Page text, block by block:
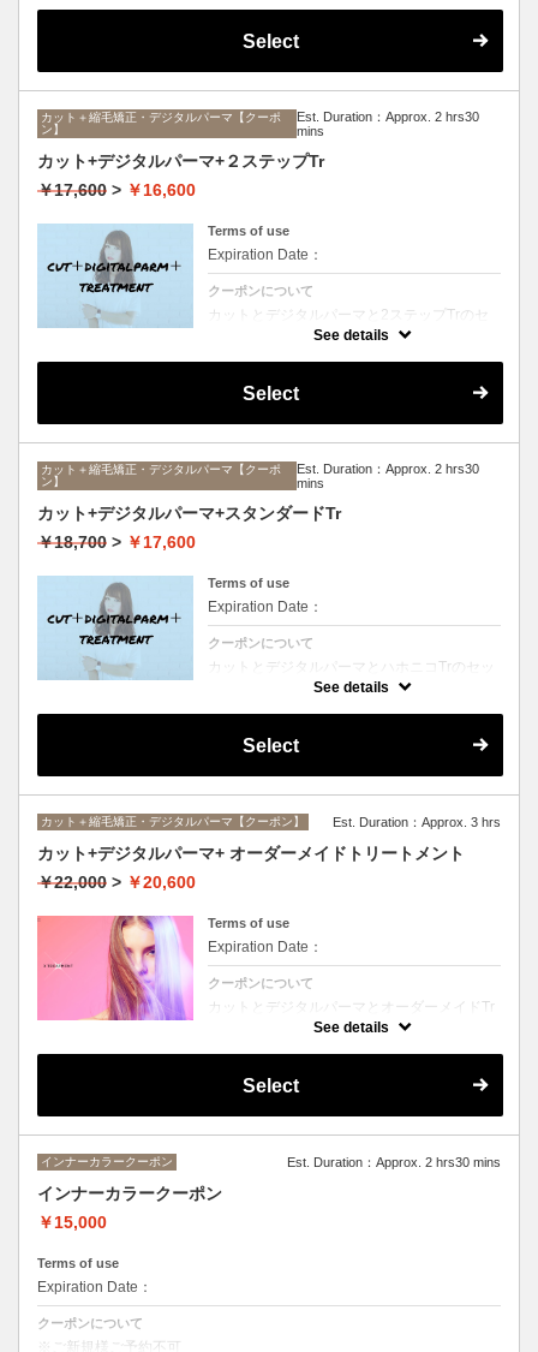
リングを楽にしたい方に☆ロング料金なし。
Select
カット＋縮毛矯正・デジタルパーマ【クーポ
ン】
Est. Duration：Approx. 2 hrs30
mins
カット+デジタルパーマ+２ステップTr
￥17,600 > ￥16,600
Terms of use
Expiration Date：
クーポンについて
カットとデジタルパーマと2ステップTrのセ
ットメニュー。毛先ワンカールからふんわり
シャンプー、ブロー込み。
See details
Select
カット＋縮毛矯正・デジタルパーマ【クーポ
ン】
Est. Duration：Approx. 2 hrs30
mins
カット+デジタルパーマ+スタンダードTr
￥18,700 > ￥17,600
Terms of use
Expiration Date：
クーポンについて
カットとデジタルパーマとハホニコTrのセッ
トメニュー。毛先ワンカールからふんわりル
ャンプー、ブロー込み。
See details
Select
カット＋縮毛矯正・デジタルパーマ【クーポン】 Est. Duration：Approx. 3 hrs
カット+デジタルパーマ+ オーダーメイドトリートメント
￥22,000 > ￥20,600
Terms of use
Expiration Date：
クーポンについて
カットとデジタルパーマとオーダーメイドTr
のセットメニュー。抜群の艶！ハリ、コシ！
鮮やかなハイトーンカラーも、極上美しい髪
See details
Select
インナーカラークーポン Est. Duration：Approx. 2 hrs30 mins
インナーカラークーポン
￥15,000
Terms of use
Expiration Date：
クーポンについて
※ご新規様ご予約不可